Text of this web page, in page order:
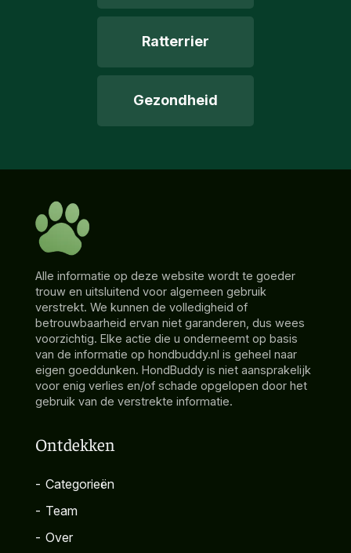
Ratterrier
Gezondheid
Alle informatie op deze website wordt te goeder
trouw en uitsluitend voor algemeen gebruik
verstrekt. We kunnen de volledigheid of
betrouwbaarheid ervan niet garanderen, dus wees
voorzichtig. Elke actie die u onderneemt op basis
van de informatie op hondbuddy.nl is geheel naar
eigen goeddunken. HondBuddy is niet aansprakelijk
voor enig verlies en/of schade opgelopen door het
gebruik van de verstrekte informatie.
Ontdekken
- Categorieën
- Team
- Over